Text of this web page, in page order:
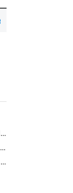
L&F Achieves Record-High Quarterly Shipments, Begins LFP Supply for North American ESS in Q3 Advancing its Two-Track NCM and LFP Growth Strategy
엘앤에프, 분기 최대 출하 실적 기록… 3분기 북미 ESS향 LFP 공급 착수 NCM+LFP ‘2-Track’ 성장 전략 실현
IBK기업은행 ‘i-ONE 햇살론 특례보증’ 출시